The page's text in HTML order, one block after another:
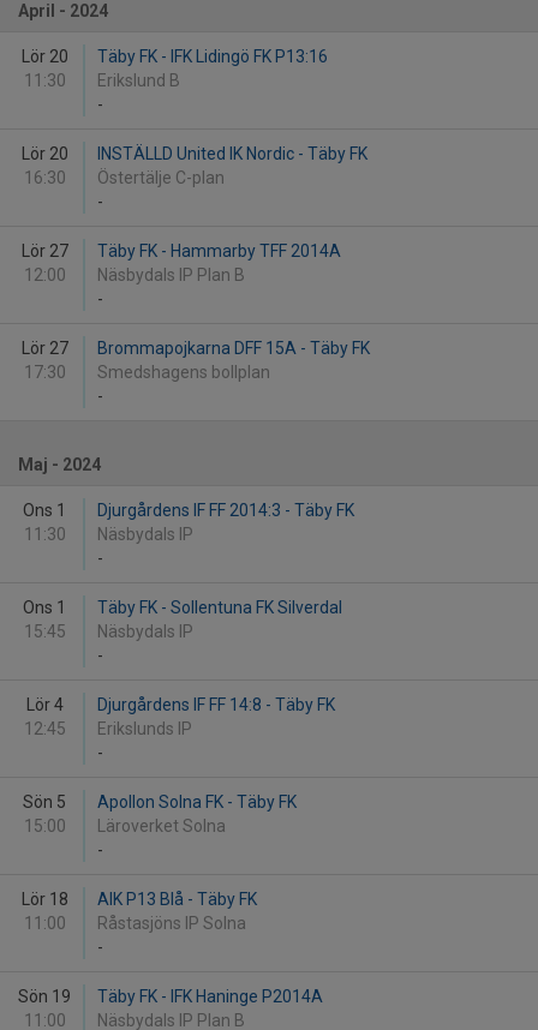
April - 2024
Lör 20
11:30
Täby FK - IFK Lidingö FK P13:16
Erikslund B
-
Lör 20
16:30
INSTÄLLD United IK Nordic - Täby FK
Östertälje C-plan
-
Lör 27
12:00
Täby FK - Hammarby TFF 2014A
Näsbydals IP Plan B
-
Lör 27
17:30
Brommapojkarna DFF 15A - Täby FK
Smedshagens bollplan
-
Maj - 2024
Ons 1
11:30
Djurgårdens IF FF 2014:3 - Täby FK
Näsbydals IP
-
Ons 1
15:45
Täby FK - Sollentuna FK Silverdal
Näsbydals IP
-
Lör 4
12:45
Djurgårdens IF FF 14:8 - Täby FK
Erikslunds IP
-
Sön 5
15:00
Apollon Solna FK - Täby FK
Läroverket Solna
-
Lör 18
11:00
AIK P13 Blå - Täby FK
Råstasjöns IP Solna
-
Sön 19
11:00
Täby FK - IFK Haninge P2014A
Näsbydals IP Plan B